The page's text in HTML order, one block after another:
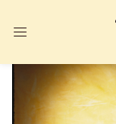
Geben Sie Ihren
anzumelden.